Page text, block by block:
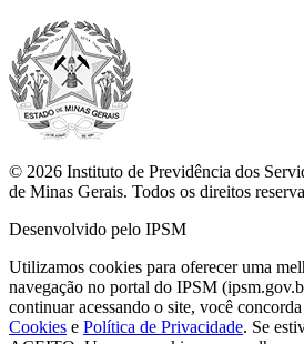
© 2026 Instituto de Previdência dos
de Minas Gerais. Todos os direitos
Desenvolvido pelo IPSM
Utilizamos cookies para oferecer uma
navegação no portal do IPSM
continuar acessando o site, você
Cookies e Política de Privacidade. Se